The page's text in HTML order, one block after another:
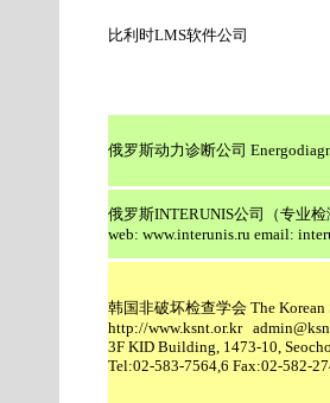
比利时LMS软件公司
俄罗斯动力诊断公司
俄罗斯INTERUNIS公司（专业
web: www.interunis.ru email:
韩国非破坏检查学会 The
http://www.ksnt.or.kr
3F KID Building, 1473-10,
Tel:02-583-7564,6 Fax:02-582-